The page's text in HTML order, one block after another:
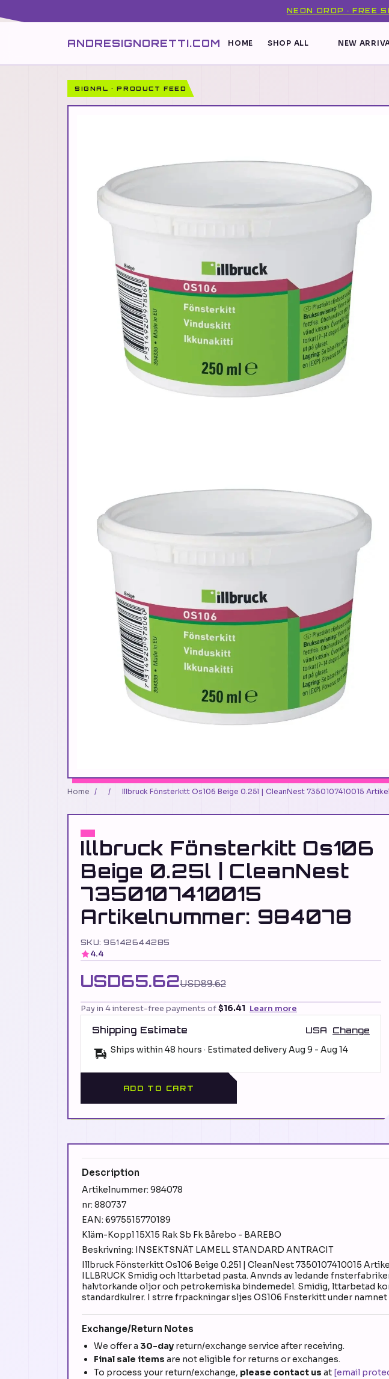
NEON DROP · FREE
ANDRESIGNORETTI.COM HOME SHOP ALL NEW
SIGNAL · PRODUCT FEED
Home / / Illbruck Fönsterkitt Os106 Beige 0.25l | CleanNest 7350107410015
Illbruck Fönsterkitt Os106
Beige 0.25l | CleanNest
7350107410015
Artikelnummer: 984078
SKU: 96142644285
4.4
USD65.62USD89.62
Pay in 4 interest-free payments of$16.41 Learn more
Shipping Estimate USA Change
Ships within 48 hours · Estimated deliveryAug 9 - Aug 14
ADD TO CART
Description
Artikelnummer: 984078
nr: 880737
EAN: 6975515770189
Kläm-Koppl 15X15 Rak Sb Fk Bårebo - BAREBO
Beskrivning: INSEKTSNÄT LAMELL STANDARD ANTRACIT
Illbruck Fönsterkitt Os106 Beige 0.25l | CleanNest 7350107410015
ILLBRUCK Smidig och lttarbetad pasta. Anvnds av ledande
halvtorkande oljor och petrokemiska bindemedel. Smidig, lttarbetad
standardkulrer. I strre frpackningar sljes OS106 Fnsterkitt under namnet
Exchange/Return Notes
We offer a 30-day return/exchange service after receiving.
Final sale items are not eligible for returns or exchanges.
To process your return/exchange, please contact us at [email